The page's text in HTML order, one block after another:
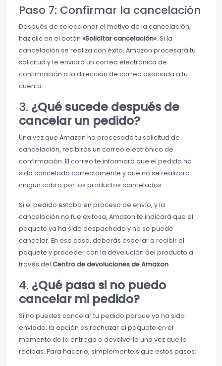
Paso 7: Confirmar la cancelación
Después de seleccionar el motivo de la cancelación,
haz clic en el botón «Solicitar cancelación». Si la
cancelación se realiza con éxito, Amazon procesará tu
solicitud y te enviará un correo electrónico de
confirmación a la dirección de correo asociada a tu
cuenta.
3. ¿Qué sucede después de
cancelar un pedido?
Una vez que Amazon ha procesado tu solicitud de
cancelación, recibirás un correo electrónico de
confirmación. El correo te informará que el pedido ha
sido cancelado correctamente y que no se realizará
ningún cobro por los productos cancelados.
Si el pedido estaba en proceso de envío, y la
cancelación no fue exitosa, Amazon te indicará que el
paquete ya ha sido despachado y no se puede
cancelar. En ese caso, deberás esperar a recibir el
paquete y proceder con la devolución del producto a
través del Centro de devoluciones de Amazon.
4. ¿Qué pasa si no puedo
cancelar mi pedido?
Si no puedes cancelar tu pedido porque ya ha sido
enviado, la opción es rechazar el paquete en el
momento de la entrega o devolverlo una vez que lo
recibas. Para hacerlo, simplemente sigue estos pasos: